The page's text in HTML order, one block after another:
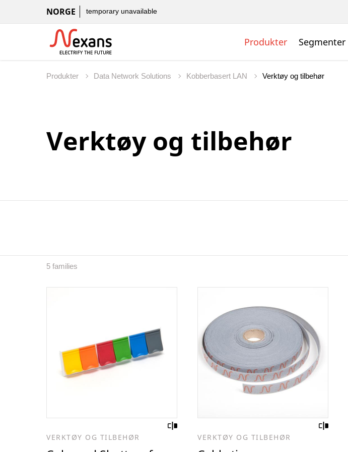
NORGE temporary unavailable
Produkter Segmenter
Produkter Data Network Solutions Kobberbasert LAN
Verktøy og tilbehør
5 families
VERKTØY OG TILBEHØR VERKTØY OG TILBEHØR